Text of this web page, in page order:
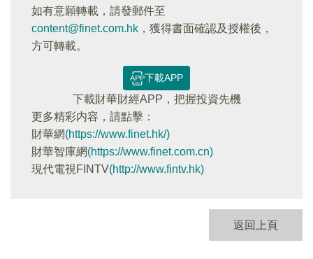
如有意願轉載，請發郵件至
content@finet.com.hk ，獲得書面確認及授權後，
方可轉載。
下載APP
下載財華財經APP，把握投資先機
更多精彩内容，請點擊：
財華網(https://www.finet.hk/)
財華智庫網(https://www.finet.com.cn)
現代電視FINTV(http://www.fintv.hk)
返回上頁